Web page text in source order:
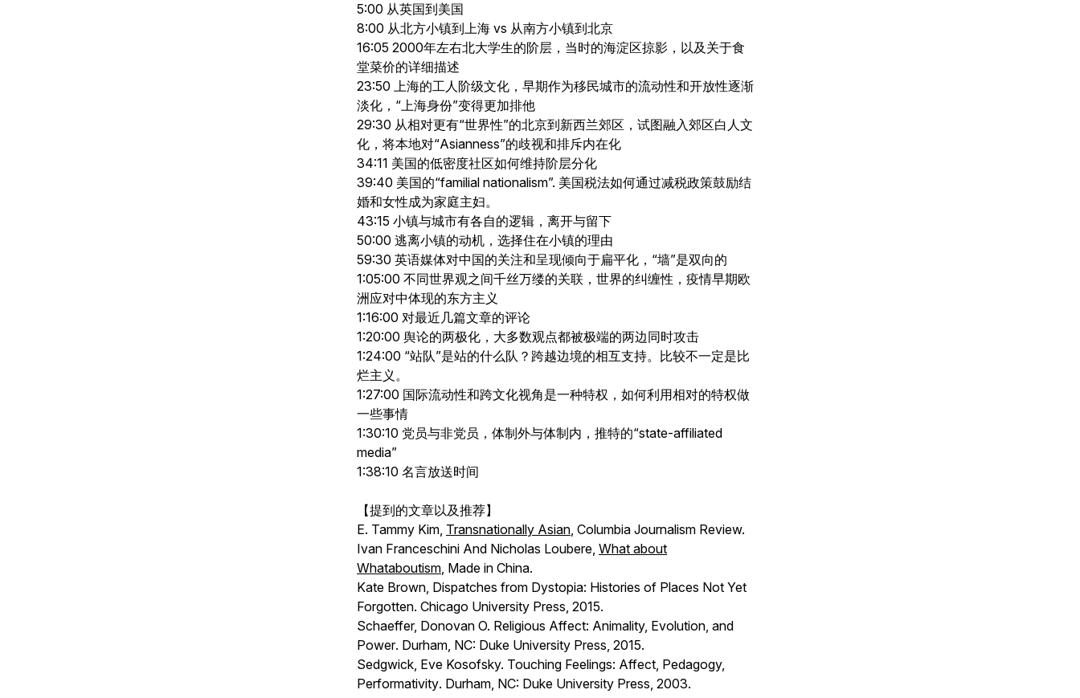
5:00 从英国到美国
8:00 从北方小镇到上海 vs 从南方小镇到北京
16:05 2000年左右北大学生的阶层，当时的海淀区掠影，以及关于食
堂菜价的详细描述
23:50 上海的工人阶级文化，早期作为移民城市的流动性和开放性逐渐
淡化，“上海身份”变得更加排他
29:30 从相对更有“世界性”的北京到新西兰郊区，试图融入郊区白人文
化，将本地对“Asianness”的歧视和排斥内在化
34:11 美国的低密度社区如何维持阶层分化
39:40 美国的“familial nationalism”. 美国税法如何通过减税政策鼓励结
婚和女性成为家庭主妇。
43:15 小镇与城市有各自的逻辑，离开与留下
50:00 逃离小镇的动机，选择住在小镇的理由
59:30 英语媒体对中国的关注和呈现倾向于扁平化，“墙”是双向的
1:05:00 不同世界观之间千丝万缕的关联，世界的纠缠性，疫情早期欧
洲应对中体现的东方主义
1:16:00 对最近几篇文章的评论
1:20:00 舆论的两极化，大多数观点都被极端的两边同时攻击
1:24:00 “站队”是站的什么队？跨越边境的相互支持。比较不一定是比
烂主义。
1:27:00 国际流动性和跨文化视角是一种特权，如何利用相对的特权做
一些事情
1:30:10 党员与非党员，体制外与体制内，推特的“state-affiliated
media”
1:38:10 名言放送时间
【提到的文章以及推荐】
E. Tammy Kim, Transnationally Asian, Columbia Journalism Review.
Ivan Franceschini And Nicholas Loubere, What about
Whataboutism, Made in China.
Kate Brown, Dispatches from Dystopia: Histories of Places Not Yet
Forgotten. Chicago University Press, 2015.
Schaeffer, Donovan O. Religious Affect: Animality, Evolution, and
Power. Durham, NC: Duke University Press, 2015.
Sedgwick, Eve Kosofsky. Touching Feelings: Affect, Pedagogy,
Performativity. Durham, NC: Duke University Press, 2003.